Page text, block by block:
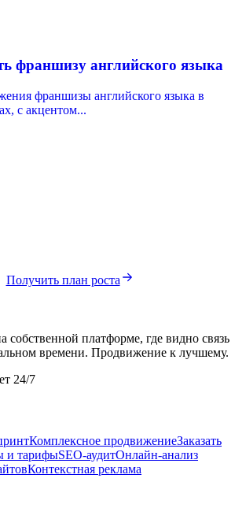
франшизу английского языка
франшизы английского языка в
с акцентом...
Получить план роста
собственной платформе, где видно связь
времени. Продвижение к лучшему.
24/7
Комплексное продвижениеЗаказать
и тарифыSEO-аудитОнлайн-анализ
Контекстная реклама